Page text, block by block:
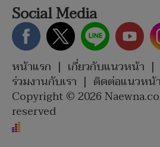
Social Media
หน้าแรก | เกี่ยวกับแนวหน้า |
ร่วมงานกับเรา | ติดต่อแนวหน้า
Copyright © 2026
reserved